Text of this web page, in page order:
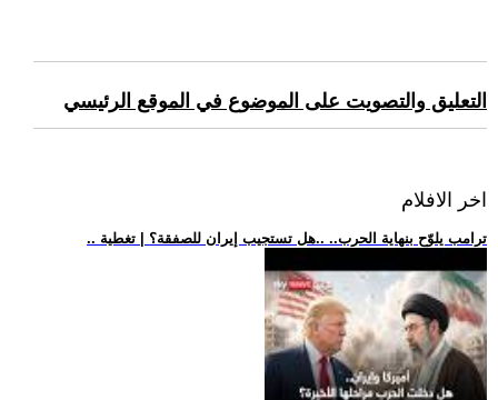
التعليق والتصويت على الموضوع في الموقع الرئيسي
اخر الافلام
.. ترامب يلوّح بنهاية الحرب.. ..هل تستجيب إيران للصفقة؟ | تغطية